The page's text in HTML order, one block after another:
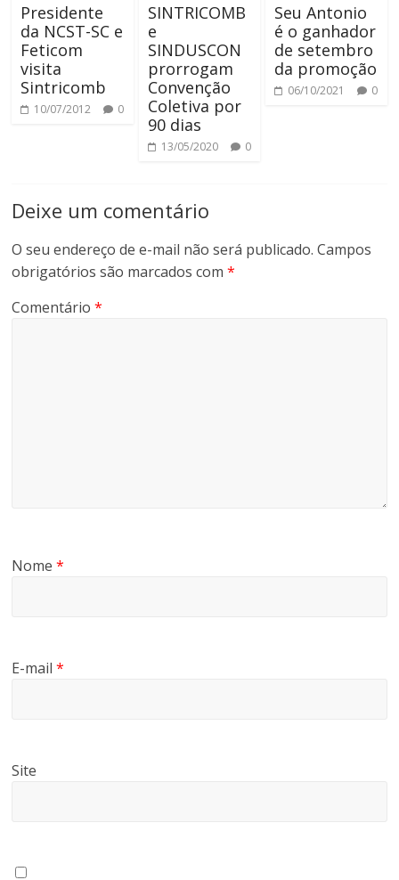
Presidente
da NCST-SC e
Feticom
visita
Sintricomb
10/07/2012 0
SINTRICOMB
e
SINDUSCON
prorrogam
Convenção
Coletiva por
90 dias
13/05/2020 0
Seu Antonio
é o ganhador
de setembro
da promoção
06/10/2021 0
Deixe um comentário
O seu endereço de e-mail não será publicado. Campos
obrigatórios são marcados com*
Comentário*
Nome*
E-mail*
Site